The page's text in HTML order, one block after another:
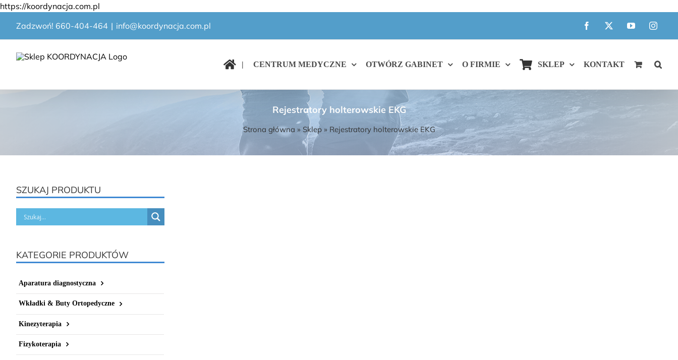
https://koordynacja.com.pl
zawartości
Zadzwoń! 660-404-464 | info@koordynacja.com.pl Facebook
X YouTube
| CENTRUM MEDYCZNE OTWÓRZ GABINET O FIRMIE SKLEP KONTAKT
Rejestratory holterowskie EKG
Strona główna » Sklep» Rejestratory holterowskie EKG
SZUKAJ PRODUKTU
KATEGORIE PRODUKTÓW
Aparatura diagnostyczna
Wkładki & Buty Ortopedyczne
Kinezyterapia
Fizykoterapia